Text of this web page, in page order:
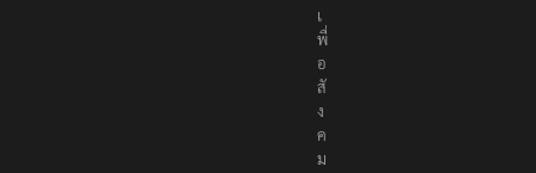
เ
พื่
อ
สั
ง
ค
ม